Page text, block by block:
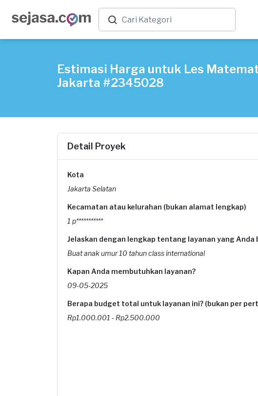
Estimasi Harga untuk Les
Jakarta #2345028
Detail Proyek
Kota
Jakarta Selatan
Kecamatan atau kelurahan (bukan alamat lengkap)
1 p***********
Jelaskan dengan lengkap tentang layanan yang Anda
Buat anak umur 10 tahun class international
Kapan Anda membutuhkan layanan?
09-05-2025
Berapa budget total untuk layanan ini? (bukan per
Rp1.000.001 - Rp2.500.000